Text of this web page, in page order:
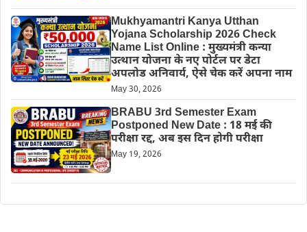
Mukhyamantri Kanya Utthan
Yojana Scholarship 2026 Check
Name List Online : मुख्यमंत्री कन्या
उत्थान योजना के नए पोर्टल पर डेटा
अपलोड अनिवार्य, ऐसे चेक करें अपना नाम
May 30, 2026
BRABU 3rd Semester Exam
Postponed New Date : 18 मई की
परीक्षा रद्द, अब इस दिन होगी परीक्षा
May 19, 2026